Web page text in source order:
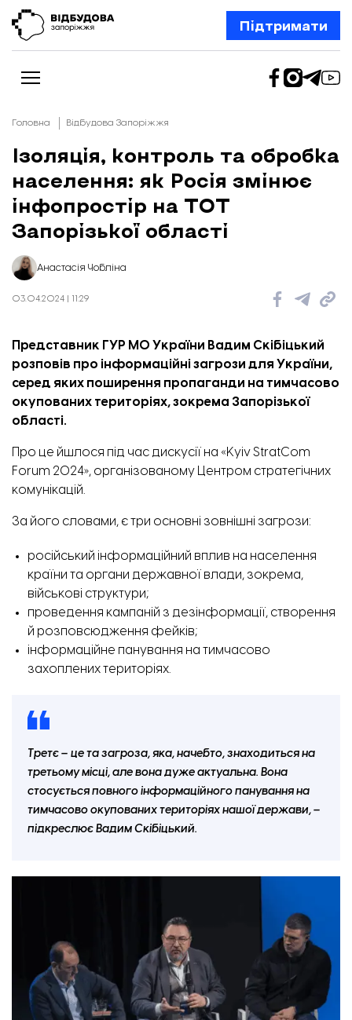
Підтримати
Новини
Відбудова Запоріжжя
Ексклюзив
Бізнес
Шлях додому
Колонки
Про нас
Редакційна політика
Головна Відбудова Запоріжжя
Ізоляція, контроль та обробка
населення: як Росія змінює
інфопростір на ТОТ
Запорізької області
Анастасія Чобліна
03.04.2024 | 11:29
Представник ГУР МО України Вадим Скібіцький
розповів про інформаційні загрози для України,
серед яких поширення пропаганди на тимчасово
окупованих територіях, зокрема Запорізької
області.
Про це йшлося під час дискусії на «Kyiv StratCom
Forum 2024», організованому Центром стратегічних
комунікацій.
За його словами, є три основні зовнішні загрози:
російський інформаційний вплив на населення
країни та органи державної влади, зокрема,
військові структури;
проведення кампаній з дезінформації, створення
й розповсюдження фейків;
інформаційне панування на тимчасово
захоплених територіях.
Третє – це та загроза, яка, начебто, знаходиться на
третьому місці, але вона дуже актуальна. Вона
стосується повного інформаційного панування на
тимчасово окупованих територіях нашої держави, –
підкреслює Вадим Скібіцький.